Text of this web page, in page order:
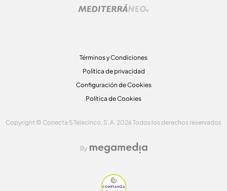
Términos y Condiciones
Política de privacidad
Configuración de Cookies
Política de Cookies
Copyright © Conecta 5 Telecinco, S. A. 2026 Todos los derechos reservados
By